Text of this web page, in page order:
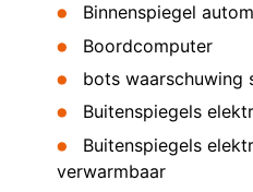
Binnenspiegel
Boordcomputer
bots waarschuwing
Buitenspiegels
Buitenspiegels
verwarmbaar